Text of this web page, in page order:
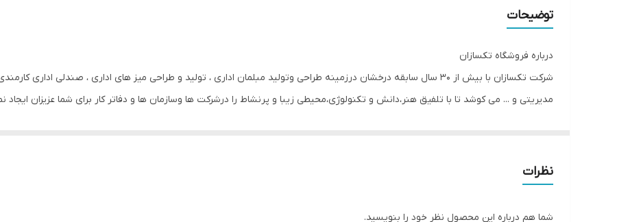
توضیحات
درباره فروشگاه تکسازان
شرکت تکسازان با بیش از 30 سال سابقه درخشان درزمینه طراحی وتولید مبلمان اداری ، تولید و طراحی میز های اداری ، صندلی
مدیریتی و ... می کوشد تا با تلفیق هنر،دانش و تکنولوژی،محیطی زیبا و پرنشاط را درشرکت ها وسازمان ها و دفاتر کار برای شما عزیزان ایجاد
تامین نماید برای این که بتوانید خریدی راحت و امن داشته باشید شرکت تولیدی تکسازان فروشگاه اینترنتی خود را برای تمامی ایران راه
این کارخانه را با بهترین و ارزان ترین قیمت خریداری نمایید
نظرات
شما هم درباره این محصول نظر خود را بنویسید.